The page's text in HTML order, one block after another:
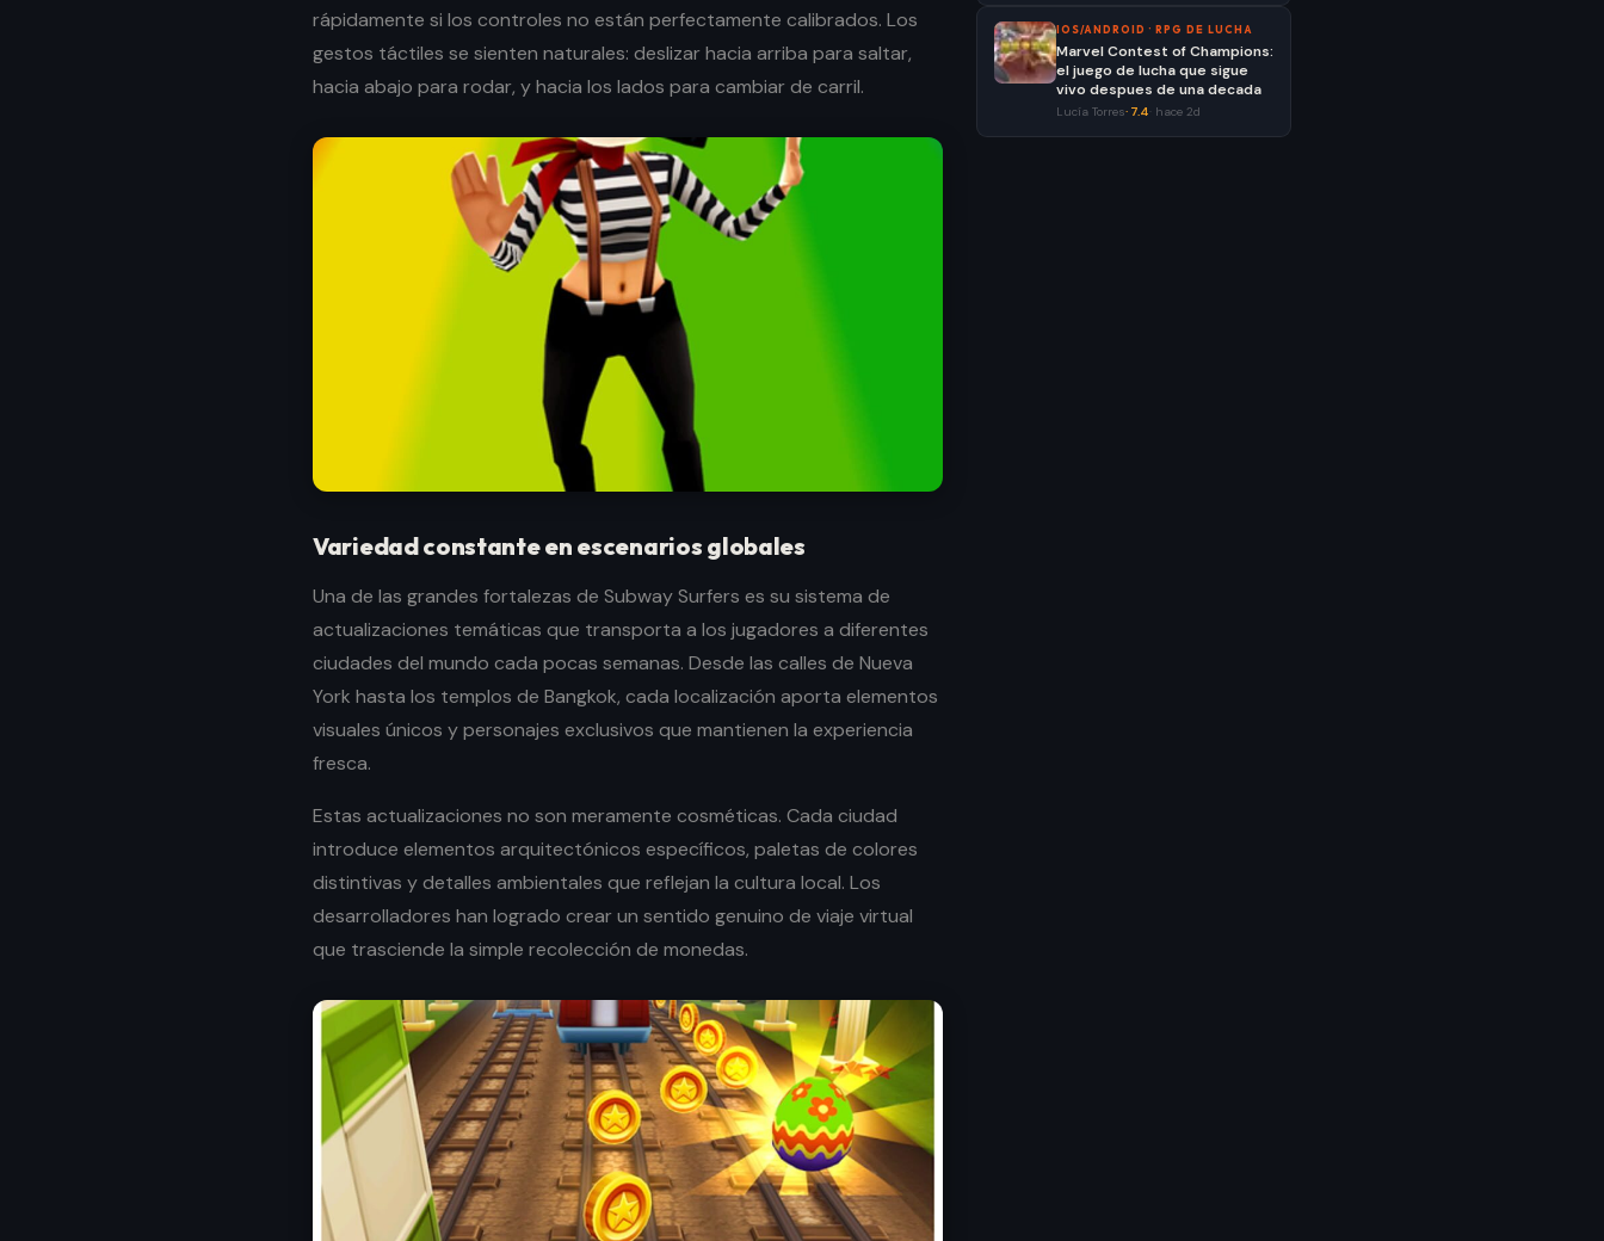
rápidamente si los controles no están perfectamente calibrados. Los
gestos táctiles se sienten naturales: deslizar hacia arriba para saltar,
hacia abajo para rodar, y hacia los lados para cambiar de carril.
Variedad constante en escenarios globales
Una de las grandes fortalezas de Subway Surfers es su sistema de
actualizaciones temáticas que transporta a los jugadores a diferentes
ciudades del mundo cada pocas semanas. Desde las calles de Nueva
York hasta los templos de Bangkok, cada localización aporta elementos
visuales únicos y personajes exclusivos que mantienen la experiencia
fresca.
Estas actualizaciones no son meramente cosméticas. Cada ciudad
introduce elementos arquitectónicos específicos, paletas de colores
distintivas y detalles ambientales que reflejan la cultura local. Los
desarrolladores han logrado crear un sentido genuino de viaje virtual
que trasciende la simple recolección de monedas.
IOS/ANDROID · RPG DE LUCHA
Marvel Contest of Champions:
el juego de lucha que sigue
vivo despues de una decada
Lucía Torres· 7.4 hace 2d